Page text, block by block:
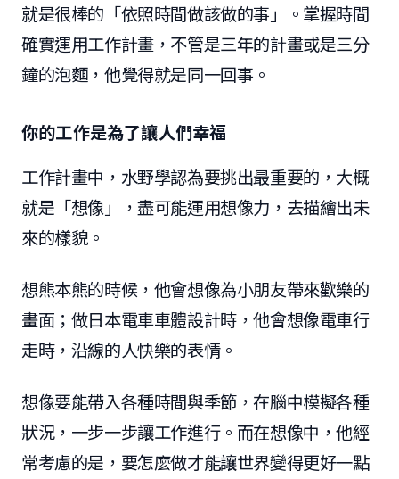
就是很棒的「依照時間做該做的事」。掌握時間
確實運用工作計畫，不管是三年的計畫或是三分
鐘的泡麵，他覺得就是同一回事。
你的工作是為了讓人們幸福
工作計畫中，水野學認為要挑出最重要的，大概
就是「想像」，盡可能運用想像力，去描繪出未
來的樣貌。
想熊本熊的時候，他會想像為小朋友帶來歡樂的
畫面；做日本電車車體設計時，他會想像電車行
走時，沿線的人快樂的表情。
想像要能帶入各種時間與季節，在腦中模擬各種
狀況，一步一步讓工作進行。而在想像中，他經
常考慮的是，要怎麼做才能讓世界變得更好一點